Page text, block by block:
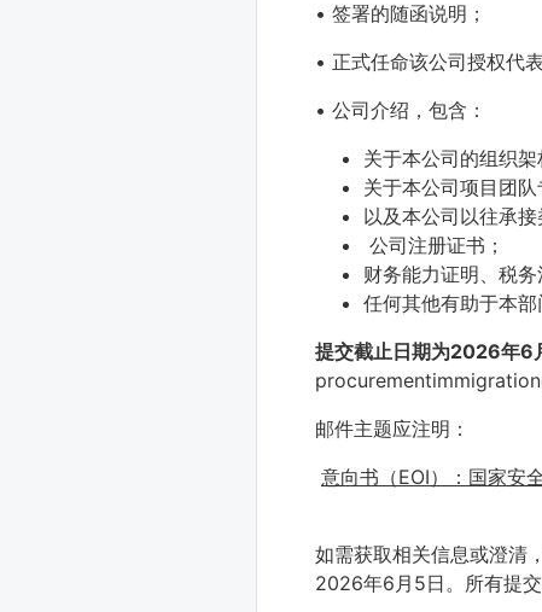
• 签署的随函说明；
• 正式任命该公司授权代
• 公司介绍，包含：
关于本公司的组织
关于本公司项目团
以及本公司以往承
公司注册证书；
财务能力证明、税
任何其他有助于本部
提交截止日期为2026年6
邮件主题应注明：
意向书（EOI）：国家安
如需获取相关信息或澄清
2026年6月5日。所有提